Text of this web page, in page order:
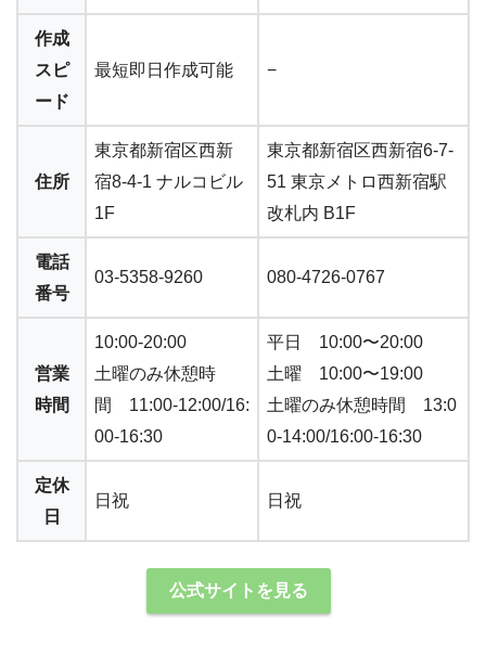
作成
スピ
ード
最短即日作成可能 −
住所
東京都新宿区西新
宿8-4-1 ナルコビル
1F
東京都新宿区西新宿6-7-
51 東京メトロ西新宿駅
改札内 B1F
電話
番号
03-5358-9260 080-4726-0767
営業
時間
10:00-20:00
土曜のみ休憩時
間 11:00-12:00/16:
00-16:30
平日 10:00〜20:00
土曜 10:00〜19:00
土曜のみ休憩時間 13:0
0-14:00/16:00-16:30
定休
日
日祝 日祝
公式サイトを見る